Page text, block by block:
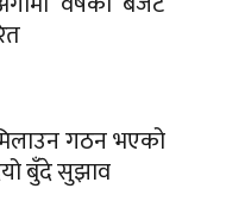
गठन भएको
बुँदे सुझाव